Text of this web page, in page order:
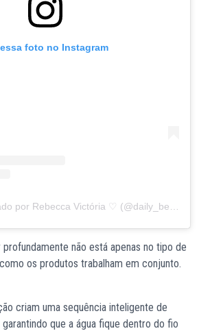
foto no Instagram
não está apenas no tipo de
os produtos trabalham em conjunto.
criam uma sequência inteligente de
que a água fique dentro do fio